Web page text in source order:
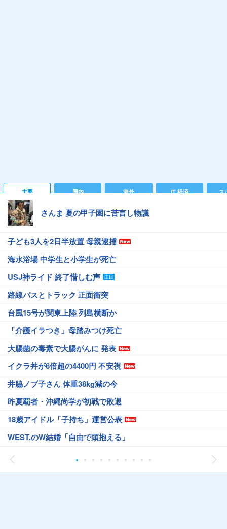
主要 国内 海外 IT 経済 ス
さんま 夏の甲子園に苦言し物議
子ども3人を2日半放置 母親逮捕
海水浴場 中学生と小学生が死亡
USJ神ライド 終了惜しむ声
路線バスとトラック 正面衝突
台風15号が関東上陸 列島横断か
「介護イラつき」母踏みつけ死亡
大腸菌の毒素で大腸がんに 発表
イクラ丼が6倍超の4400円 不安視
井脇ノブ子さん 体重38kg減の今
昨夏覇者・沖縄尚学が初戦で敗退
18歳アイドル「子持ち」運営公表
WEST.のW結婚「自由で頭抱える」